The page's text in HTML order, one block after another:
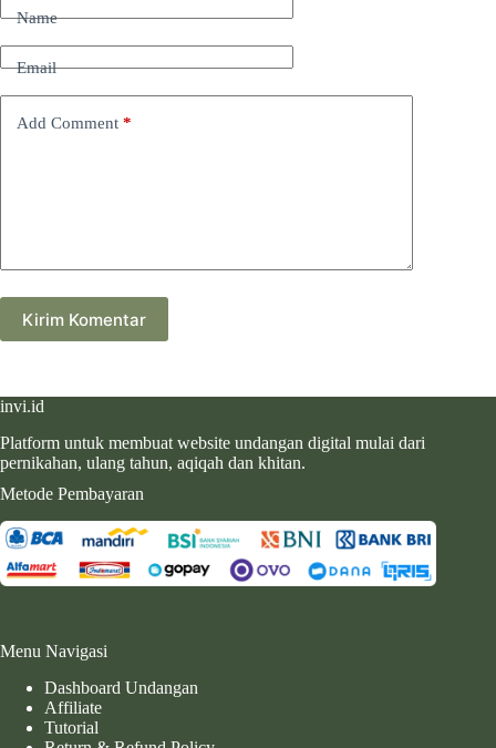
Name
Email
Add Comment *
Kirim Komentar
invi.id
Platform untuk membuat website undangan digital mulai dari
pernikahan, ulang tahun, aqiqah dan khitan.
Metode Pembayaran
Menu Navigasi
Dashboard Undangan
Affiliate
Tutorial